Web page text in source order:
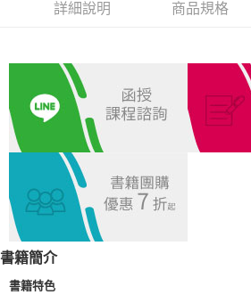
每筆NT$100，滿NT$1,000(含以上)免運費
每筆NT$100，滿NT$1,000(含以上)免運費
7-11取貨付款
每筆NT$100，滿NT$1,000(含以上)免運費
付款後7-11取貨.
每筆NT$100，滿NT$1,000(含以上)免運費
宅配
每筆NT$100，滿NT$1,000(含以上)免運費
外島郵寄
詳細說明 商品規格
書籍簡介
書籍特色